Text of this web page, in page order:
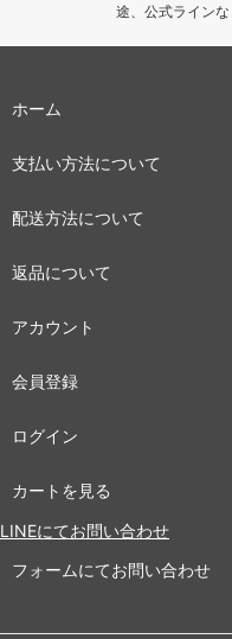
途、公式ラインな
ホーム
支払い方法について
配送方法について
返品について
アカウント
会員登録
ログイン
カートを見る
LINEにてお問い合わせ
フォームにてお問い合わせ